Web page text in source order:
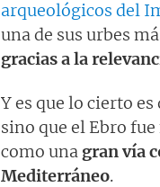
arqueológicos del
una de sus urbes
gracias a la
Y es que lo cierto
sino que el Ebro
como una gran vía
Mediterráneo.